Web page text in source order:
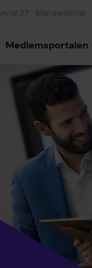
Avtal 27 Standardavtal
Medlemsportalen